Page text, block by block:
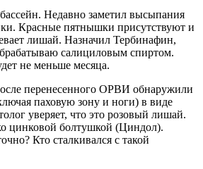
Недавно заметил высыпания
Красные пятнышки присутствуют и
лишай. Назначил Тербинафин,
салициловым спиртом.
не меньше месяца.
перенесенного ОРВИ обнаружили
паховую зону и ноги) в виде
уверяет, что это розовый лишай.
цинковой болтушкой (Циндол).
Кто сталкивался с такой